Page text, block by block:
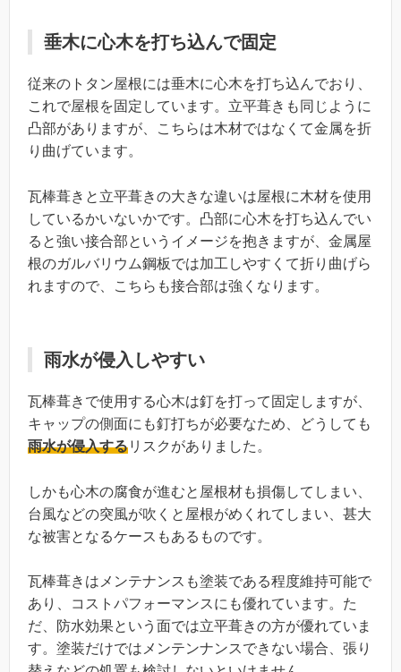
垂木に心木を打ち込んで固定
従来のトタン屋根には垂木に心木を打ち込んでおり、
これで屋根を固定しています。立平葺きも同じように
凸部がありますが、こちらは木材ではなくて金属を折
り曲げています。
瓦棒葺きと立平葺きの大きな違いは屋根に木材を使用
しているかいないかです。凸部に心木を打ち込んでい
ると強い接合部というイメージを抱きますが、金属屋
根のガルバリウム鋼板では加工しやすくて折り曲げら
れますので、こちらも接合部は強くなります。
雨水が侵入しやすい
瓦棒葺きで使用する心木は釘を打って固定しますが、
キャップの側面にも釘打ちが必要なため、どうしても
雨水が侵入するリスクがありました。
しかも心木の腐食が進むと屋根材も損傷してしまい、
台風などの突風が吹くと屋根がめくれてしまい、甚大
な被害となるケースもあるものです。
瓦棒葺きはメンテナンスも塗装である程度維持可能で
あり、コストパフォーマンスにも優れています。た
だ、防水効果という面では立平葺きの方が優れていま
す。塗装だけではメンテンナンスできない場合、張り